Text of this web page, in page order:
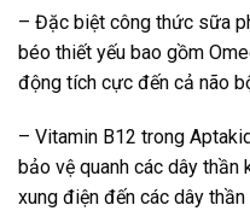
– Đặc biệt công thức sữa
béo thiết yếu bao gồm
động tích cực đến cả não
– Vitamin B12 trong
bảo vệ quanh các dây
xung điện đến các dây